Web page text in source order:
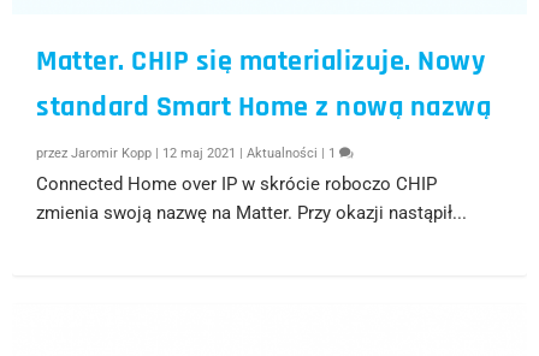
Matter. CHIP się materializuje. Nowy
standard Smart Home z nową nazwą
przezJaromir Kopp | 12 maj 2021 |Aktualności | 1
Connected Home over IP w skrócie roboczo CHIP
zmienia swoją nazwę na Matter. Przy okazji nastąpił...